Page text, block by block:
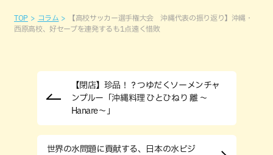
TOP コラム
【高校サッカー選手権大会 沖縄代表の振り返り】沖縄・
西原高校、好セーブを連発するも1点遠く惜敗
【閉店】珍品！？つゆだくソーメンチャ
ンプルー「沖縄料理 ひとひねり 離 ～
Hanare～」
世界の水問題に貢献する、日本の水ビジ